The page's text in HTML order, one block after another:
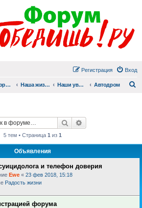
Вход
Регистрация
Список форумов Наша жизнь (не всё же о суициде!) Наши увлечения Автодром
Поиск
5 тем • Страница 1 из 1
Объявления
и телефон доверия
Ewe « 23 фев 2018, 15:18
Радость жизни
форума